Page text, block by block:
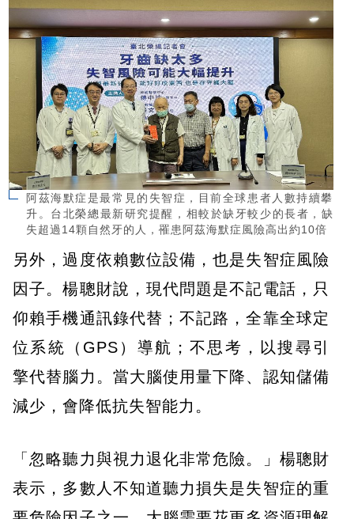
阿茲海默症是最常見的失智症，目前全球患者人數持續攀
升。台北榮總最新研究提醒，相較於缺牙較少的長者，缺
失超過14顆自然牙的人，罹患阿茲海默症風險高出約10倍
另外，過度依賴數位設備，也是失智症風險
因子。楊聰財說，現代問題是不記電話，只
仰賴手機通訊錄代替；不記路，全靠全球定
位系統（GPS）導航；不思考，以搜尋引
擎代替腦力。當大腦使用量下降、認知儲備
減少，會降低抗失智能力。
「忽略聽力與視力退化非常危險。」楊聰財
表示，多數人不知道聽力損失是失智症的重